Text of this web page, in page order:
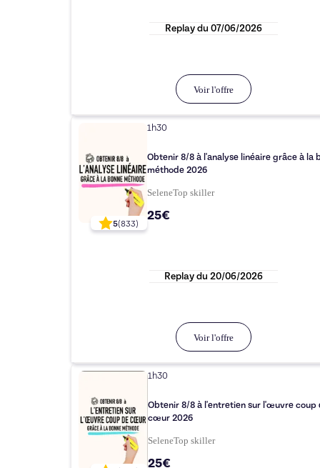
Replay du 07/06/2026
Voir l'offre
5(833)
1h30
Obtenir 8/8 à l'analyse linéaire grâce à la
méthode 2026
SeleneTop skiller
25€
Replay du 20/06/2026
Voir l'offre
1h30
Obtenir 8/8 à l'entretien sur l'œuvre coup
cœur 2026
SeleneTop skiller
25€